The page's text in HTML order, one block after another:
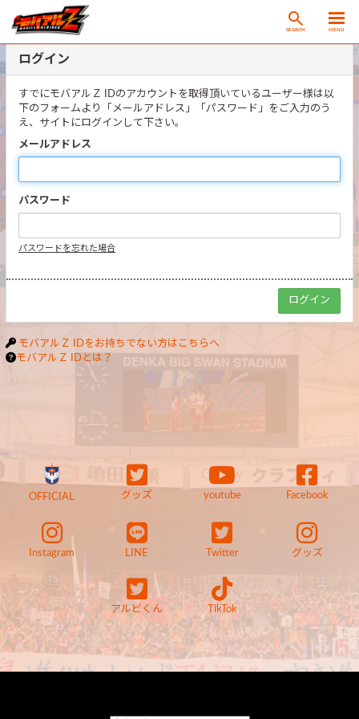
SEARCH MENU
ログイン
すでにモバアルＺ IDのアカウントを取得頂いているユーザー様は以
下のフォームより「メールアドレス」「パスワード」をご入力のう
え、サイトにログインして下さい。
メールアドレス
パスワード
パスワードを忘れた場合
モバアルＺ IDをお持ちでない方はこちらへ
モバアルＺ IDとは？
OFFICIAL グッズ youtube Facebook
Instagram LINE Twitter グッズ
アルビくん TikTok